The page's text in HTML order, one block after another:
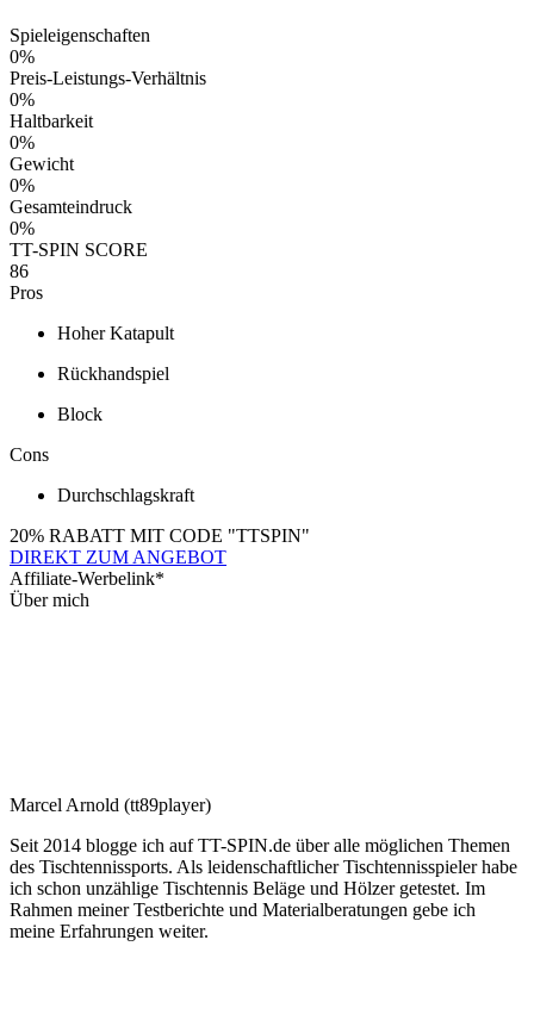
Spieleigenschaften
0%
Preis-Leistungs-Verhältnis
0%
Haltbarkeit
0%
Gewicht
0%
Gesamteindruck
0%
TT-SPIN SCORE
86
Pros
Hoher Katapult
Rückhandspiel
Block
Cons
Durchschlagskraft
20% RABATT MIT CODE "TTSPIN"
DIREKT ZUM ANGEBOT
Affiliate-Werbelink*
Über mich
Marcel Arnold (tt89player)
Seit 2014 blogge ich auf TT-SPIN.de über alle möglichen Themen
des Tischtennissports. Als leidenschaftlicher Tischtennisspieler habe
ich schon unzählige Tischtennis Beläge und Hölzer getestet. Im
Rahmen meiner Testberichte und Materialberatungen gebe ich
meine Erfahrungen weiter.